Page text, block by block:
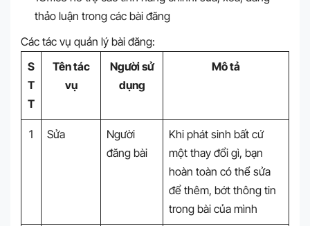
thảo luận trong các bài đăng
Các tác vụ quản lý bài đăng:
S
T
T
Tên tác
vụ
Người sử
dụng
Mô tả
1 Sửa
Người
đăng bài
Khi phát sinh bất cứ
một thay đổi gì, bạn
hoàn toàn có thể sửa
để thêm, bớt thông tin
trong bài của mình